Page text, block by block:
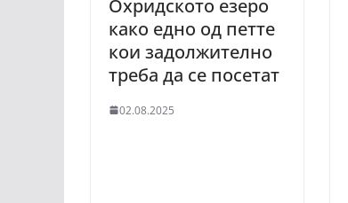
Охридското езеро
како едно од петте
кои задолжително
треба да се посетат
02.08.2025